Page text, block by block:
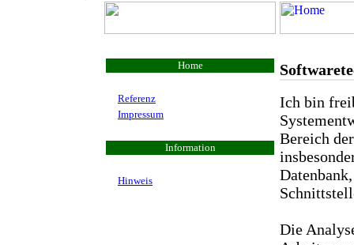
Home
Referenz
Impressum
Information
Hinweis
Ich bin
Bereich
Die